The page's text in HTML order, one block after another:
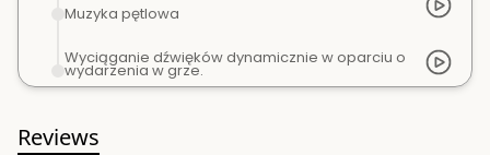
Muzyka pętlowa
Wyciąganie dźwięków dynamicznie w oparciu o
wydarzenia w grze.
Reviews